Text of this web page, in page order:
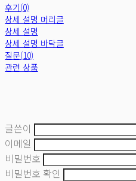
후기(0)
상세 설명 머리글
상세 설명
상세 설명 바닥글
질문(10)
관련 상품
글쓴이
이메일
비밀번호
비밀번호 확인